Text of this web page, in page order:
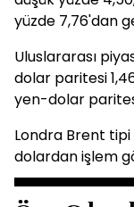
yüzde 7,76'dan
Uluslararası
dolar paritesi
yen-dolar
Londra Brent tipi
dolardan işlem